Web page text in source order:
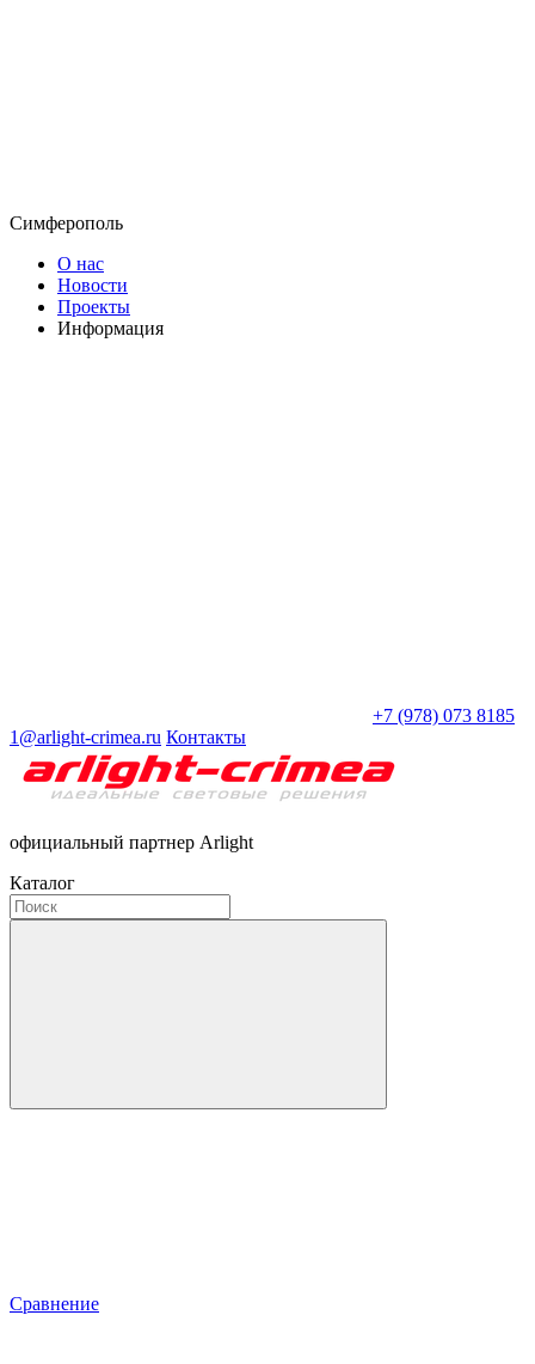
Симферополь
О нас
Новости
Проекты
Информация
+7 (978) 073 8185
1@arlight-crimea.ru Контакты
официальный партнер Arlight
Каталог
Сравнение